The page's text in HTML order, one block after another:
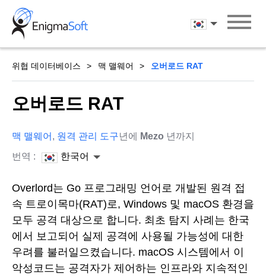
Skip
content
한국어
위협 데이터베이스 맥 맬웨어 오버로드 RAT
오버로드 RAT
맥 맬웨어 , 원격 관리 도구년에 Mezo 년까지
번역 :
한국어
Overlord는 Go 프로그래밍 언어로 개발된 원격 접
속 트로이목마(RAT)로, Windows 및 macOS 환경을
모두 공격 대상으로 합니다. 최초 탐지 사례는 한국
에서 보고되어 실제 공격에 사용될 가능성에 대한
우려를 불러일으켰습니다. macOS 시스템에서 이
악성코드는 공격자가 제어하는 인프라와 지속적인